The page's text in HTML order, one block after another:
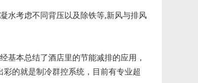
水考虑不同背压以及除铁等,新风与排风
基本总结了酒店里的节能减排的应用，
的就是制冷群控系统，目前有专业超